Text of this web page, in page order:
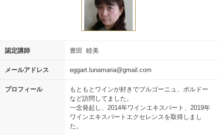
認定講師 豊田 睦美
メールアドレス eggart.lunamaria@gmail.com
プロフィール
もともとワインが好きでブルゴーニュ、ボルドー
など訪問してました。
一念発起し、2014年ワインエキスパート、2019年
ワインエキスパートエクセレンスを取得しまし
た。